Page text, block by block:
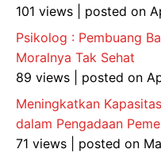
101 views
posted on
Psikolog : Pembuang
Moralnya Tak Sehat
89 views
posted on
Meningkatkan
dalam Pengadaan
71 views
posted on